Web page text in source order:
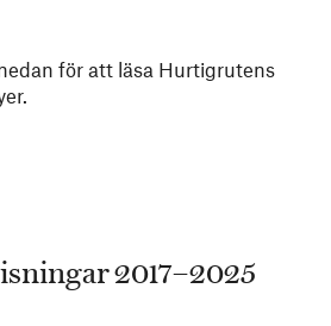
för att läsa Hurtigrutens
2017–2025